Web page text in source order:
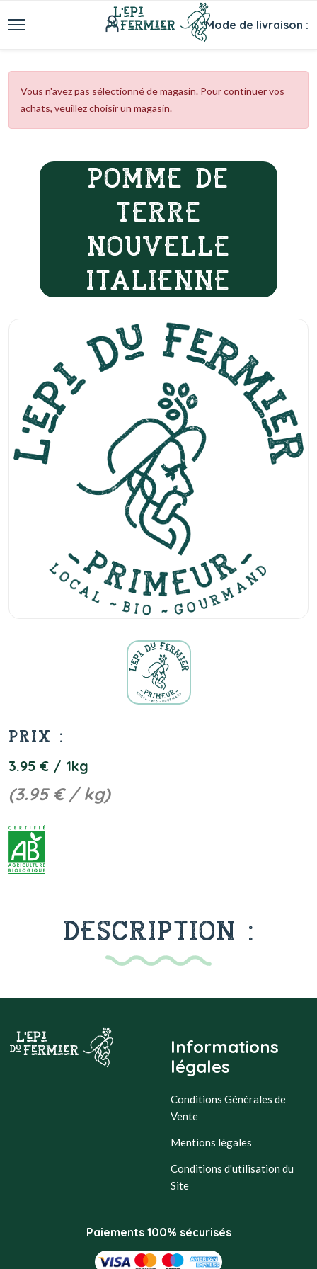
Mode de livraison :
Vous n'avez pas sélectionné de magasin. Pour continuer vos
achats, veuillez choisir un magasin.
POMME DE
TERRE
NOUVELLE
ITALIENNE
PRIX :
3.95 € / 1kg
(3.95 € / kg)
DESCRIPTION :
Informations
légales
Conditions Générales de
Vente
Mentions légales
Conditions d'utilisation du
Site
Paiements 100% sécurisés